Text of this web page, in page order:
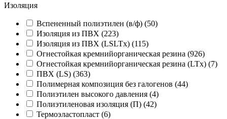
Изоляция
Вспененный полиэтилен (в/ф) (50)
Изоляция из ПВХ (223)
Изоляция из ПВХ (LSLTx) (115)
Огнестойкая кремнийорганическая резина (926)
Огнестойкая кремнийорганическая резина (LTx) (7)
ПВХ (LS) (363)
Полимерная композиция без галогенов (44)
Полиэтилен высокого давления (4)
Полиэтиленовая изоляция (П) (42)
Термоэластопласт (6)